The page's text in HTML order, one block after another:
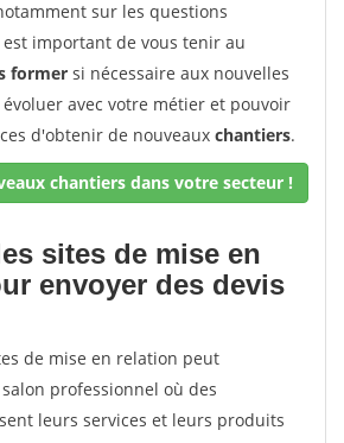
sur les questions
important de vous tenir au
former si nécessaire aux nouvelles
avec votre métier et pouvoir
d'obtenir de nouveaux chantiers.
chantiers dans votre secteur !
sites de mise en
envoyer des devis
de mise en relation peut
professionnel où des
leurs services et leurs produits